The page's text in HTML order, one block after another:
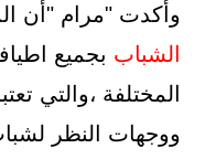
وأكدت "مرام "أن
الشباب بجميع
المختلفة ،والتي
ووجهات النظر